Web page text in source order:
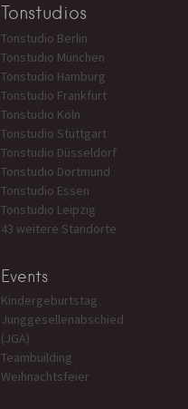
Tonstudios
Tonstudio Berlin
Tonstudio München
Tonstudio Hamburg
Tonstudio Frankfurt
Tonstudio Köln
Tonstudio Stuttgart
Tonstudio Düsseldorf
Tonstudio Dortmund
Tonstudio Essen
Tonstudio Leipzig
43 weitere Standorte
Events
Kindergeburtstag
Junggesellenabschied
(JGA)
Teambuilding
Weihnachtsfeier